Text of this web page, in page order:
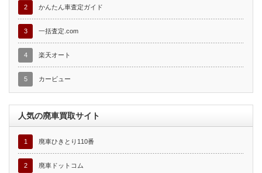
2 かんたん車査定ガイド
3 一括査定.com
4 楽天オート
5 カービュー
人気の廃車買取サイト
1 廃車ひきとり110番
2 廃車ドットコム